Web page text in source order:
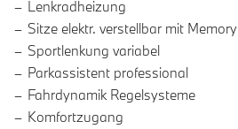
Lenkradheizung
Sitze elektr. verstellbar mit Memory
Sportlenkung variabel
Parkassistent professional
Fahrdynamik Regelsysteme
Komfortzugang